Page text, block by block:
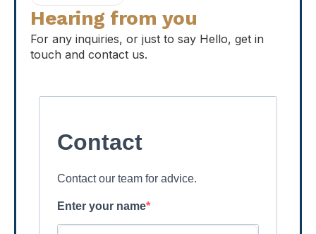
Hearing from you
For any inquiries, or just to say Hello, get in
touch and contact us.
Contact
Contact our team for advice.
Enter your name